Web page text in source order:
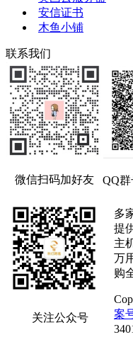
安信证书
木鱼小铺
联系我们
微信扫码加好友 QQ群
关注公众号
多
提
主
万
购
案